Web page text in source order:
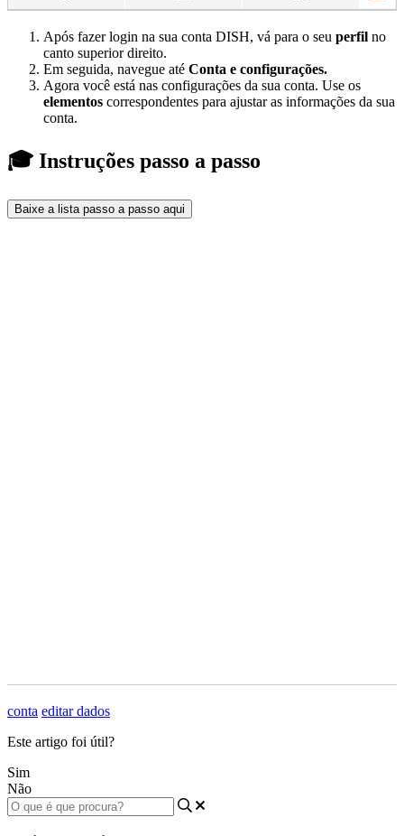
Após fazer login na sua conta DISH, vá para o seu perfil no
canto superior direito.
Em seguida, navegue até Conta e configurações.
Agora você está nas configurações da sua conta. Use os
elementos correspondentes para ajustar as informações da sua
conta.
🎓 Instruções passo a passo
Baixe a lista passo a passo aqui
conta editar dados
Este artigo foi útil?
Sim
Não